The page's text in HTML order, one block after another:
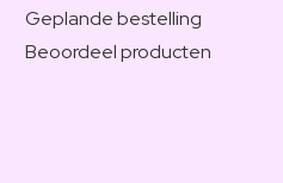
Geplande bestelling
Beoordeel producten